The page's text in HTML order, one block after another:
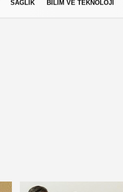
SAĞLIK BİLİM VE TEKNOLOJİ